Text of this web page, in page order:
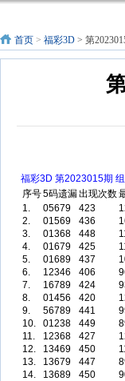
首页 > 福彩3D > 第
福彩3D 第2023015期
序号5码遗漏出现次数
1.
05679 423
2.
01569 436
3.
01368 448
4.
01679 425
5.
01689 437
6.
12346 406
7.
16789 424
8.
01456 420
9.
56789 441
10.
01238 449
11.
12368 427
12.
13469 450
13.
13679 447
14.
13689 450